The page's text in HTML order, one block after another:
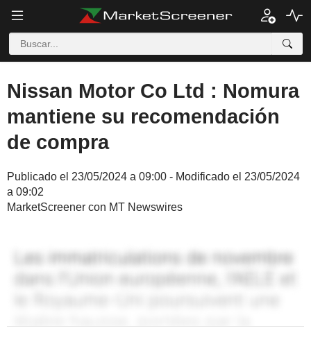
Nissan Motor Co Ltd : Nomura
mantiene su recomendación
de compra
Publicado el 23/05/2024 a 09:00 - Modificado el 23/05/2024
a 09:02
MarketScreener con MT Newswires